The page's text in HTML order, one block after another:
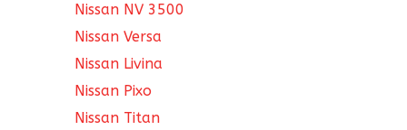
Nissan NV 3500
Nissan Versa
Nissan Livina
Nissan Pixo
Nissan Titan